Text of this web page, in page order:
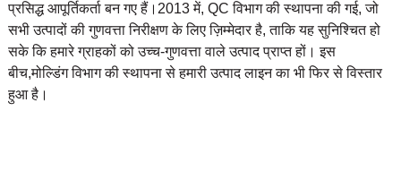
प्रसिद्ध आपूर्तिकर्ता बन गए हैं। 2013 में, QC विभाग की स्थापना की गई, जो
सभी उत्पादों की गुणवत्ता निरीक्षण के लिए ज़िम्मेदार है, ताकि यह सुनिश्चित हो
सके कि हमारे ग्राहकों को उच्च-गुणवत्ता वाले उत्पाद प्राप्त हों। इस
बीच,मोल्डिंग विभाग की स्थापना से हमारी उत्पाद लाइन का भी फिर से विस्तार
हुआ है।